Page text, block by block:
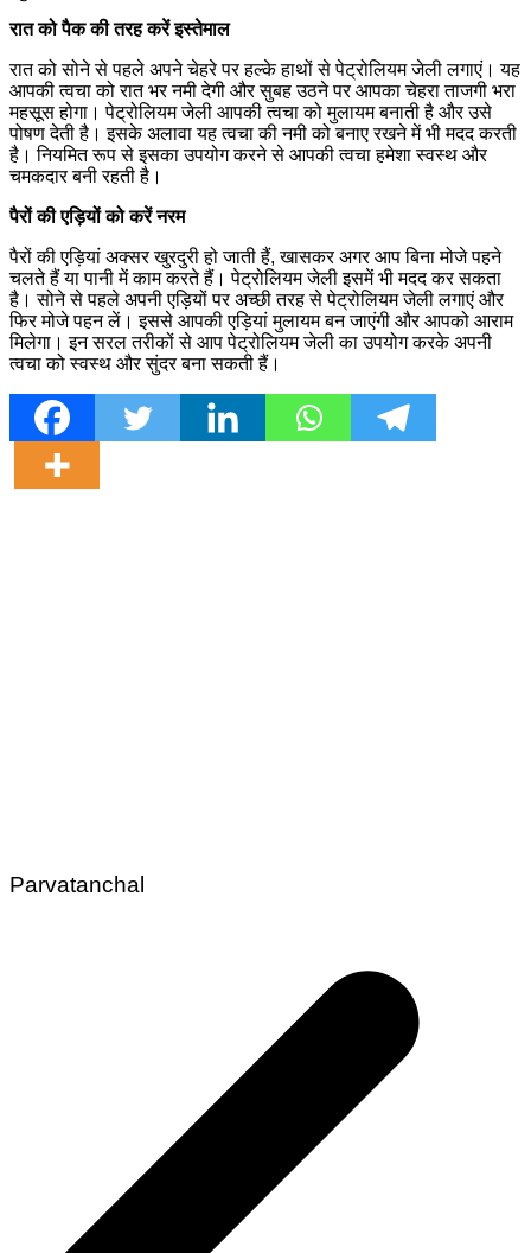
रात को पैक की तरह करें इस्तेमाल
रात को सोने से पहले अपने चेहरे पर हल्के हाथों से पेट्रोलियम जेली लगाएं। यह
आपकी त्वचा को रात भर नमी देगी और सुबह उठने पर आपका चेहरा ताजगी भरा
महसूस होगा। पेट्रोलियम जेली आपकी त्वचा को मुलायम बनाती है और उसे
पोषण देती है। इसके अलावा यह त्वचा की नमी को बनाए रखने में भी मदद करती
है। नियमित रूप से इसका उपयोग करने से आपकी त्वचा हमेशा स्वस्थ और
चमकदार बनी रहती है।
पैरों की एड़ियों को करें नरम
पैरों की एड़ियां अक्सर खुरदुरी हो जाती हैं, खासकर अगर आप बिना मोजे पहने
चलते हैं या पानी में काम करते हैं। पेट्रोलियम जेली इसमें भी मदद कर सकता
है। सोने से पहले अपनी एड़ियों पर अच्छी तरह से पेट्रोलियम जेली लगाएं और
फिर मोजे पहन लें। इससे आपकी एड़ियां मुलायम बन जाएंगी और आपको आराम
मिलेगा। इन सरल तरीकों से आप पेट्रोलियम जेली का उपयोग करके अपनी
त्वचा को स्वस्थ और सुंदर बना सकती हैं।
Parvatanchal